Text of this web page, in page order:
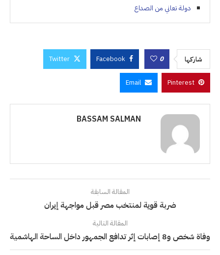
دولة تعاني من الصداع
شاركها 0
Facebook
Twitter
Pinterest
Email
BASSAM SALMAN
المقالة السابقة
ضربة قوية لمنتخب مصر قبل مواجهة إيران
المقالة التالية
وفاة شخص و8 إصابات إثر تدافع الجمهور داخل الساحة الهاشمية